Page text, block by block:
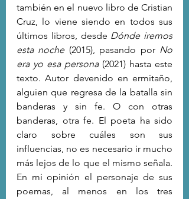
también en el nuevo libro de Cristian
Cruz, lo viene siendo en todos sus
últimos libros, desde Dónde iremos
esta noche (2015), pasando por No
era yo esa persona (2021) hasta este
texto. Autor devenido en ermitaño,
alguien que regresa de la batalla sin
banderas y sin fe. O con otras
banderas, otra fe. El poeta ha sido
claro sobre cuáles son sus
influencias, no es necesario ir mucho
más lejos de lo que el mismo señala.
En mi opinión el personaje de sus
poemas, al menos en los tres